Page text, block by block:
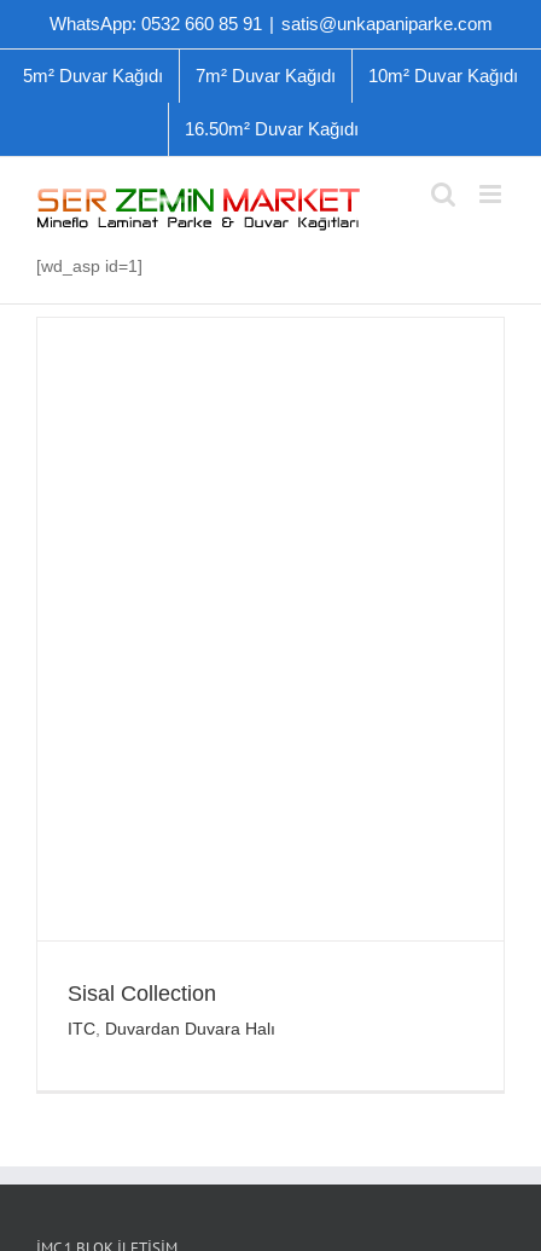
WhatsApp: 0532 660 85 91 | satis@unkapaniparke.com
5m² Duvar Kağıdı 7m² Duvar Kağıdı 10m² Duvar Kağıdı
16.50m² Duvar Kağıdı
[wd_asp id=1]
Sisal Collection
ITC Duvardan Duvara Halı